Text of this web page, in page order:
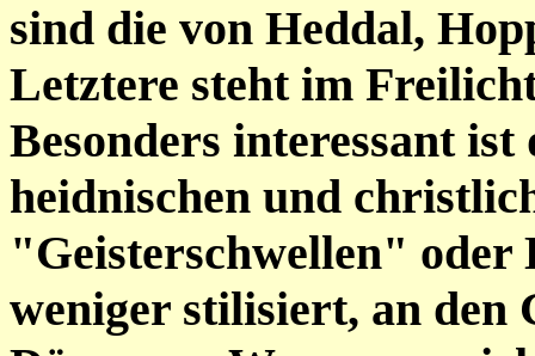
sind die von Heddal,
Letztere steht im
Besonders interessant
heidnischen und
"Geisterschwellen" oder
weniger stilisiert, an den